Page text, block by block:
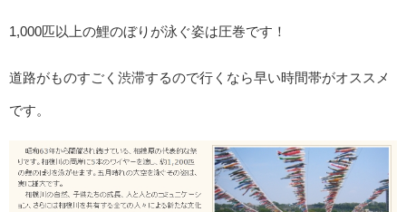
1,000匹以上の鯉のぼりが泳ぐ姿は圧巻です！
道路がものすごく渋滞するので行くなら早い時間帯がオススメ
です。